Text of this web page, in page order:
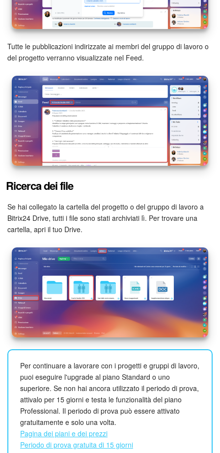
Marketing
Gestione inventario
Mio profilo
Impostazioni
Enterprise
Bitrix24 On-Premise
Bitrix24 Messenger
Domande generali
INIZIA GRATIS
ACCEDI
Tutte le pubblicazioni indirizzate ai membri del gruppo di lavoro o
del progetto verranno visualizzate nel Feed.
Ricerca dei file
Se hai collegato la cartella del progetto o del gruppo di lavoro a
Bitrix24 Drive, tutti i file sono stati archiviati lì. Per trovare una
cartella, apri il tuo Drive.
Per continuare a lavorare con i progetti e gruppi di lavoro,
puoi eseguire l'upgrade al piano Standard o uno
superiore. Se non hai ancora utilizzato il periodo di prova,
attivalo per 15 giorni e testa le funzionalità del piano
Professional. Il periodo di prova può essere attivato
gratuitamente e solo una volta.
Pagina dei piani e dei prezzi
Periodo di prova gratuita di 15 giorni